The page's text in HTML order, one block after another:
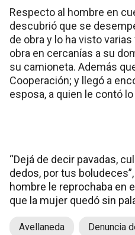
Respecto al hombre en
descubrió que se
de obra y lo ha visto
obra en cercanías a su
su camioneta. Además
Cooperación; y llegó a
esposa, a quien le contó
“Dejá de decir pavadas,
dedos, por tus
hombre le reprochaba en
que la mujer quedó sin
Avellaneda Denuncia